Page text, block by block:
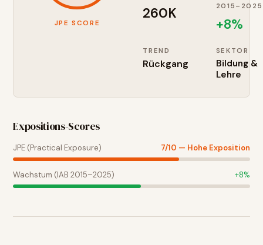
JPE SCORE
260K
2015–2025
+8%
TREND
Rückgang
SEKTOR
Bildung &
Lehre
Expositions-Scores
JPE (Practical Exposure) 7/10 — Hohe Exposition
Wachstum (IAB 2015–2025) +8%